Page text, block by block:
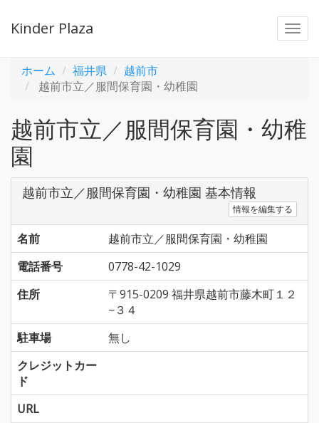
Kinder Plaza
ホーム 福井県
越前市
越前市立／服間保育園・幼稚園
越前市立／服間保育園・幼稚
園
越前市立／服間保育園・幼稚園 基本情報
情報を編集する
名前
越前市立／服間保育園・幼稚園
電話番号
0778-42-1029
住所
〒915-0209 福井県越前市藤木町１２
−３４
駐車場
無し
クレジットカー
ド
URL